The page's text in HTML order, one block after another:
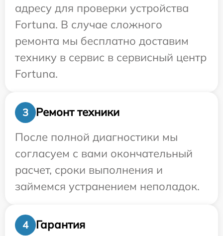
адресу для проверки устройства
Fortuna. В случае сложного
ремонта мы бесплатно доставим
технику в сервис в сервисный центр
Fortuna.
3
Ремонт техники
После полной диагностики мы
согласуем с вами окончательный
расчет, сроки выполнения и
займемся устранением неполадок.
4 Гарантия